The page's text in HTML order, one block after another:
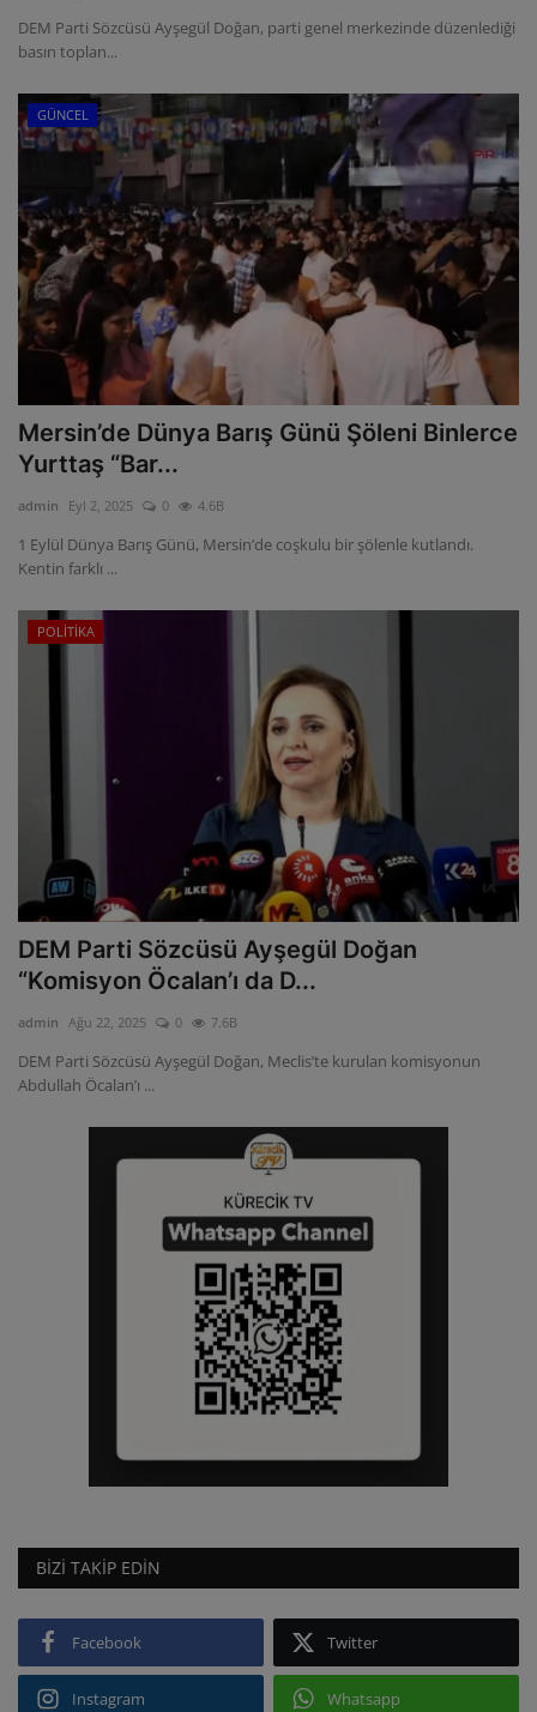
DEM Parti Sözcüsü Ayşegül Doğan, parti genel merkezinde düzenlediği
basın toplan...
GÜNCEL
Mersin’de Dünya Barış Günü Şöleni Binlerce
Yurttaş “Bar...
admin Eyl 2, 2025 0 4.6B
1 Eylül Dünya Barış Günü, Mersin’de coşkulu bir şölenle kutlandı.
Kentin farklı ...
POLİTİKA
DEM Parti Sözcüsü Ayşegül Doğan
“Komisyon Öcalan’ı da D...
admin Ağu 22, 2025 0 7.6B
DEM Parti Sözcüsü Ayşegül Doğan, Meclis’te kurulan komisyonun
Abdullah Öcalan’ı ...
BIZI TAKIP EDIN
Facebook Twitter
Instagram Whatsapp